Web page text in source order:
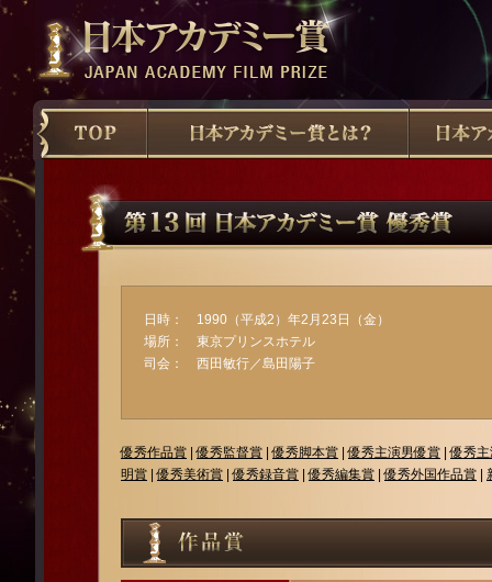
日時： 1990（平成2）年2月23日（金）
場所： 東京プリンスホテル
司会： 西田敏行／島田陽子
優秀作品賞 |優秀監督賞 |優秀脚本賞 |優秀主演男優賞 |優秀
明賞 |優秀美術賞 |優秀録音賞 |優秀編集賞 |優秀外国作品賞